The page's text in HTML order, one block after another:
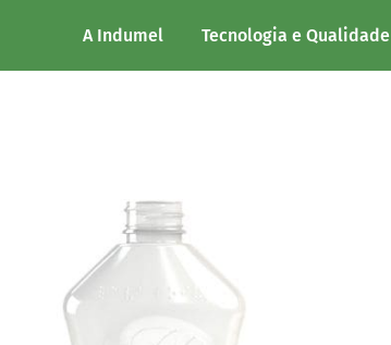
A Indumel Tecnologia e Qualidade